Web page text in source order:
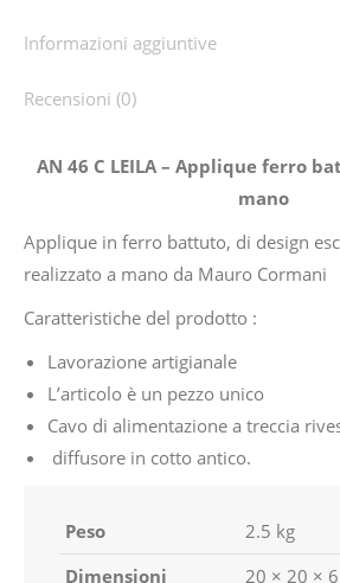
Informazioni aggiuntive
Recensioni (0)
AN 46 C LEILA – Applique ferro
mano
Applique in ferro battuto, di design
realizzato a mano da Mauro Cormani
Caratteristiche del prodotto :
Lavorazione artigianale
L’articolo è un pezzo unico
Cavo di alimentazione a treccia
diffusore in cotto antico.
Peso
2.5 kg
Dimensioni
20 × 20 ×